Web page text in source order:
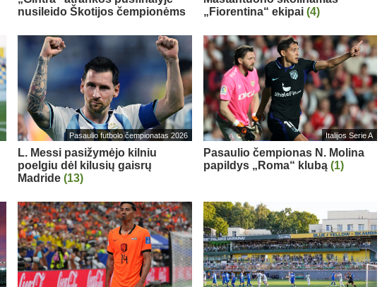
nusileido Škotijos čempionėms
„Fiorentina“ ekipai (4)
Pasaulio futbolo čempionatas 2026
L. Messi pasižymėjo kilniu
poelgiu dėl kilusių gaisrų
Madride(13)
Italijos Serie A
Pasaulio čempionas N. Molina
papildys „Roma“ klubą (1)